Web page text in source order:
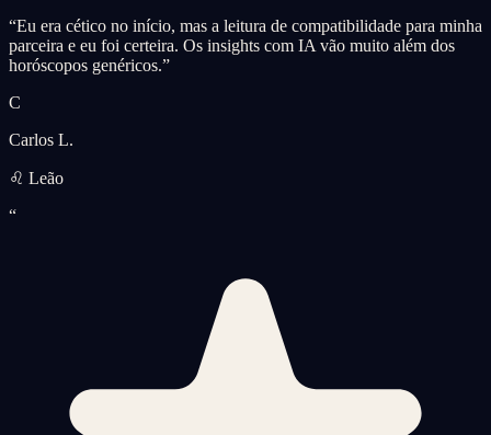
“Eu era cético no início, mas a leitura de compatibilidade para minha
parceira e eu foi certeira. Os insights com IA vão muito além dos
horóscopos genéricos.”
C
Carlos L.
♌ Leão
“